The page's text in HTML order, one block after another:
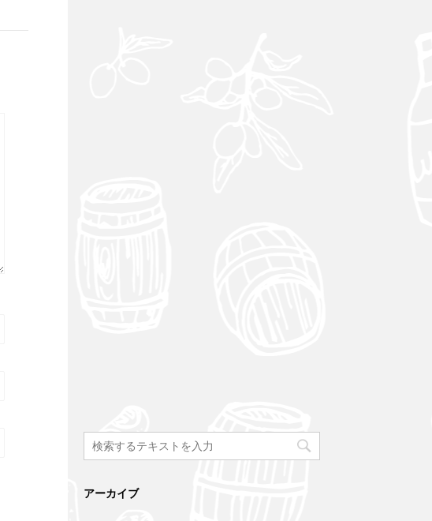
アーカイブ